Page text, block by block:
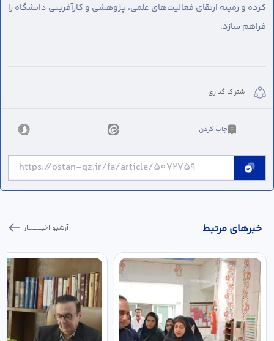
کرده و زمینه ارتقای فعالیت‌های علمی، پژوهشی و کارآفرینی دانشگاه را
فراهم سازد.
اشتراک گذاری
چاپ کردن
خبر‌های مرتبط آرشیو اخبـــــــــــار